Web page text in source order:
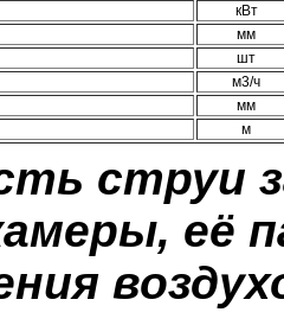
кВт
мм
шт
м3/ч
мм
м
струи
её